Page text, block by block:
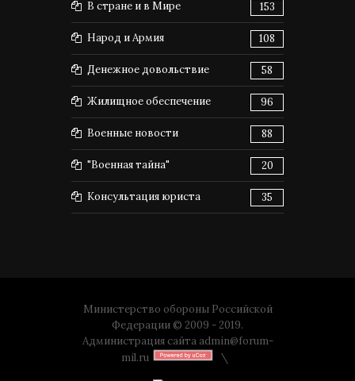
В стране и в Мире 153
Народ и Армия 108
Денежное довольствие 58
Жилищное обеспечение 96
Военные новости 88
"Военная тайна" 20
Консультация юриста 35
Министерство обороны Российской
Федерации © 2009 - 2019.
Администрация сайта admin@forum-
mil.ru